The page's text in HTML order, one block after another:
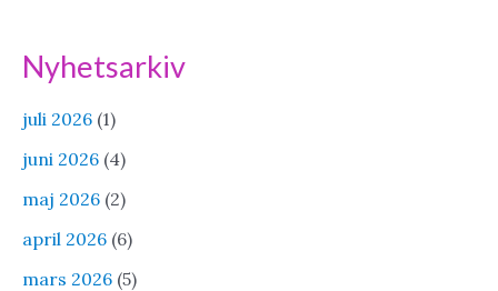
Nyhetsarkiv
juli 2026 (1)
juni 2026 (4)
maj 2026 (2)
april 2026 (6)
mars 2026 (5)